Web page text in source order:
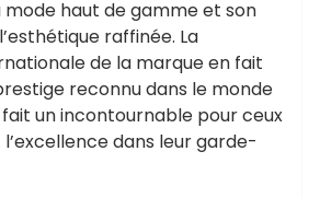
haut de gamme et son
raffinée. La
de la marque en fait
reconnu dans le monde
un incontournable pour ceux
dans leur garde-